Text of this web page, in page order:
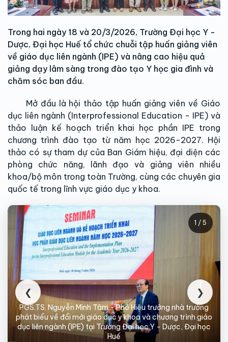
Trong hai ngày 18 và 20/3/2026, Trường Đại học Y -
Dược, Đại học Huế tổ chức chuỗi tập huấn giảng viên
về giáo dục liên ngành (IPE) và nâng cao hiệu quả
giảng dạy lâm sàng trong đào tạo Y học gia đình và
chăm sóc ban đầu.
Mở đầu là hội thảo tập huấn giảng viên về Giáo
dục liên ngành (Interprofessional Education - IPE) và
thảo luận kế hoạch triển khai học phần IPE trong
chương trình đào tạo từ năm học 2026-2027. Hội
thảo có sự tham dự của Ban Giám hiệu, đại diện các
phòng chức năng, lãnh đạo và giảng viên nhiều
khoa/bộ môn trong toàn Trường, cùng các chuyên gia
quốc tế trong lĩnh vực giáo dục y khoa.
PGS.TS. Nguyễn Minh Tâm - Phó Hiệu trưởng nhà trường
phát biểu về đổi mới giáo dục y khoa và chương trình giáo
dục liên ngành (IPE) tại Trường Đại học Y - Dược, Đại học
Huế
❮ ❯
1 / 5